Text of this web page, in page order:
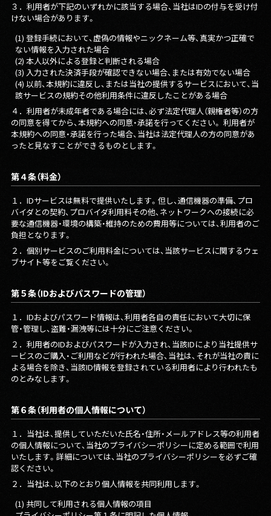
３． 利用者が下記のいずれかに該当する場合、当社はIDの付与を受け付
けない場合があります。
(1) 登録手続において、虚偽の情報やニックネーム等、真実かつ正確で
ない情報を入力された場合
(2) 本人以外による登録と判断される場合
(3) 入力された決済手段が確認できない場合、または有効でない場合
(4) 以前、本規約に違反し、または当社の提供するサービスにおいて、当
該サービスの規約その他利用条件に違反したことがある場合
４． 利用者が未成年者である場合には、必ず法定代理人（親権者等）の方
の同意を得てから、本規約への同意・承諾を行ってください。 利用者が
本規約への同意・承諾を行った場合、当社は法定代理人の方の同意があ
ったと見なすことができるものとします。
第４条（料金）
１． IDサービスは無料で提供いたします。但し、通信機器の準備、プロ
バイダとの契約、プロバイダ利用料その他、ネットワークへの接続に必
要な通信機器・環境の構築・維持のための費用等については、利用者のご
負担となります。
２． 個別サービスのご利用料金については、当該サービスに関するウェ
ブサイト等をご覧ください。
第５条（IDおよびパスワードの管理）
１． IDおよびパスワード情報は、利用者各自の責任において大切に保
管・管理し、盗難・漏洩等には十分にご注意ください。
２． 利用者のIDおよびパスワードが入力され、当該IDにより当社提供サ
ービスのご購入・ご利用などが行われた場合、当社は、それが当社の責に
よる場合を除き、当該ID情報を登録されている利用者により行われたも
のとみなします。
第６条（利用者の個人情報について）
１． 当社は、提供していただいた氏名・住所・メールアドレス等の利用者
の個人情報について、当社のプライバシーポリシーに定める範囲で利用
いたします。詳細については、当社のプライバシーポリシーを必ずご確
認ください。
２． 当社は、以下のとおり個人情報を共同利用します。
(1) 共同して利用される個人情報の項目